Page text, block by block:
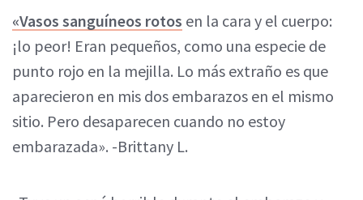
«Vasos sanguíneos rotos en la cara y el cuerpo:
¡lo peor! Eran pequeños, como una especie de
punto rojo en la mejilla. Lo más extraño es que
aparecieron en mis dos embarazos en el mismo
sitio. Pero desaparecen cuando no estoy
embarazada». -Brittany L.